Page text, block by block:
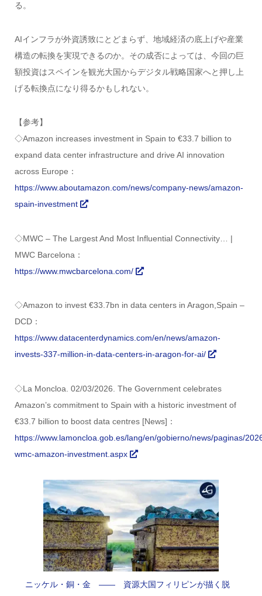
る。
AIインフラが外資誘致にとどまらず、地域経済の底上げや産業
構造の転換を実現できるのか。その成否によっては、今回の巨
額投資はスペインを観光大国からデジタル戦略国家へと押し上
げる転換点になり得るかもしれない。
【参考】
◇Amazon increases investment in Spain to €33.7 billion to
expand data center infrastructure and drive AI innovation
across Europe：
https://www.aboutamazon.com/news/company-news/amazon-
spain-investment
◇MWC – The Largest And Most Influential Connectivity… |
MWC Barcelona：
https://www.mwcbarcelona.com/
◇Amazon to invest €33.7bn in data centers in Aragon,Spain –
DCD：
https://www.datacenterdynamics.com/en/news/amazon-
invests-337-million-in-data-centers-in-aragon-for-ai/
◇La Moncloa. 02/03/2026. The Government celebrates
Amazon’s commitment to Spain with a historic investment of
€33.7 billion to boost data centres [News]：
https://www.lamoncloa.gob.es/lang/en/gobierno/news/paginas/
wmc-amazon-investment.aspx
ニッケル・銅・金 —— 資源大国フィリピンが描く脱